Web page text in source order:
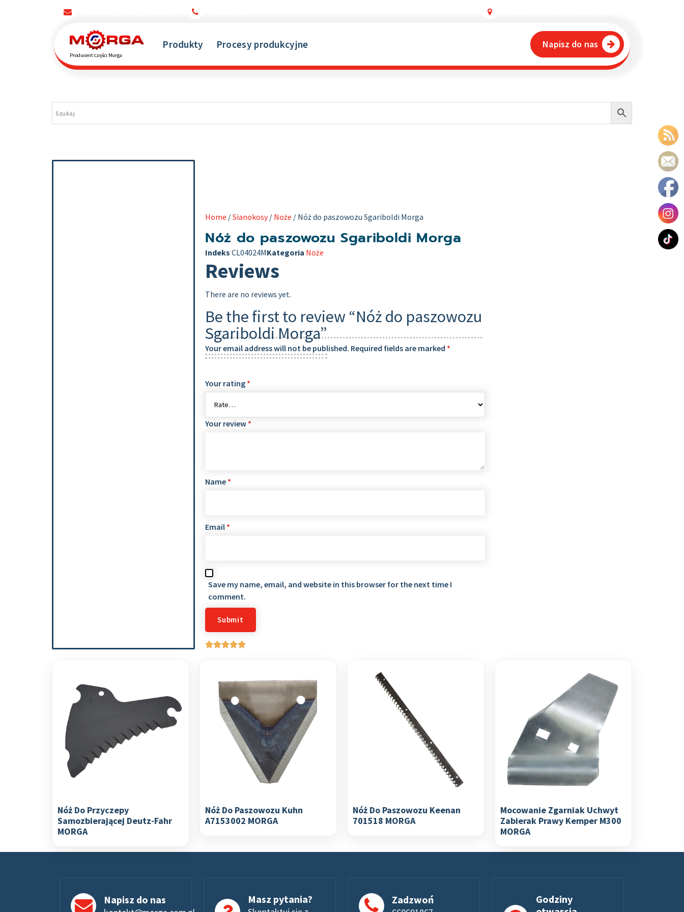
Producent części Morga
Produkty Procesy produkcyjne Napisz do nas
Home /Sianokosy/ Noże / Nóż do paszowozu Sgariboldi Morga
Nóż do paszowozu Sgariboldi Morga
IndeksCL04024MKategoria Noże
Reviews
There are no reviews yet.
Be the first to review “Nóż do paszowozu
Sgariboldi Morga”
Your email address will not be published. Required fields are marked *
Your rating *
Your review *
Name *
Email *
Save my name, email, and website in this browser for the next time I
comment.
Nóż Do Przyczepy
Samozbierającej Deutz-Fahr
MORGA
Nóż Do Paszowozu Kuhn
A7153002 MORGA
Nóż Do Paszowozu Keenan
701518 MORGA
Mocowanie Zgarniak Uchwyt
Zabierak Prawy Kemper M300
MORGA
Napisz do nas Masz pytania? Zadzwoń
Godziny